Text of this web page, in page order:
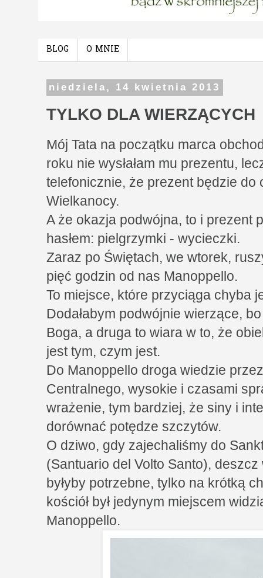
BLOG O MNIE
niedziela, 14 kwietnia 2013
TYLKO DLA WIERZĄCYCH
Mój Tata na początku marca
roku nie wysłałam mu prezentu,
telefonicznie, że prezent będzie do
Wielkanocy.
A że okazja podwójna, to i prezent
hasłem: pielgrzymki - wycieczki.
Zaraz po Świętach, we wtorek,
pięć godzin od nas Manoppello.
To miejsce, które przyciąga chyba
Dodałabym podwójnie wierzące,
Boga, a druga to wiara w to, że
jest tym, czym jest.
Do Manoppello droga wiedzie
Centralnego, wysokie i czasami
wrażenie, tym bardziej, że siny i
dorównać potędze szczytów.
O dziwo, gdy zajechaliśmy do
(Santuario del Volto Santo), deszcz
byłyby potrzebne, tylko na krótką
kościół był jedynym miejscem
Manoppello.